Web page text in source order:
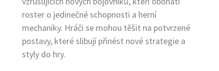
roster o jedinečné schopnosti a herní
mechaniky. Hráči se mohou těšit na potvrzené
postavy, které slibují přinést nové strategie a
styly do hry.